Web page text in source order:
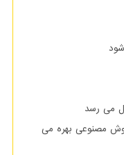
می رسد
مصنوعی بهره می